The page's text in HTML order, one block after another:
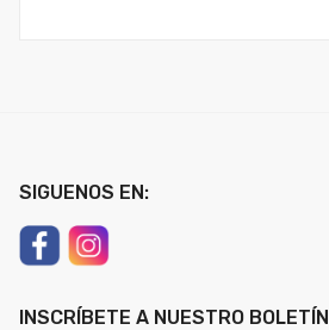
SIGUENOS EN:
INSCRÍBETE A NUESTRO BOLETÍN